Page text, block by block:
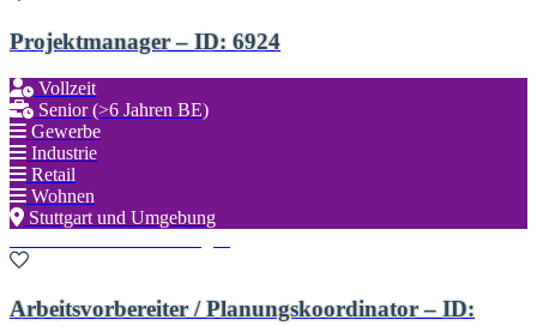
Projektmanager – ID: 6924
Vollzeit
Senior (>6 Jahren BE)
Gewerbe
Industrie
Retail
Wohnen
Stuttgart und Umgebung
Arbeitsvorbereiter / Planungskoordinator – ID: